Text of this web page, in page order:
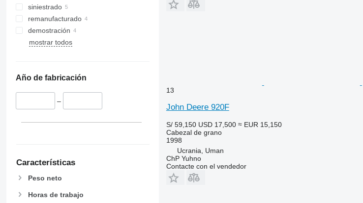
siniestrado
remanufacturado
demostración
mostrar todos
Año de fabricación
–
Características
Peso neto
Horas de trabajo
13
John Deere 920F
S/ 59,150 USD 17,500 ≈ EUR 15,150
Cabezal de grano
1998
Ucrania, Uman
ChP Yuhno
Contacte con el vendedor